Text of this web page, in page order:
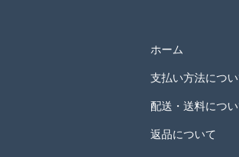
ホーム
支払い方法につい
配送・送料につい
返品について